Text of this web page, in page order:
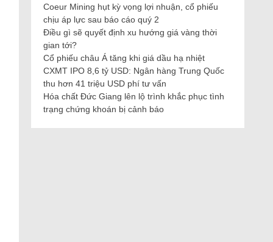
Coeur Mining hụt kỳ vọng lợi nhuận, cổ phiếu
chịu áp lực sau báo cáo quý 2
Điều gì sẽ quyết định xu hướng giá vàng thời
gian tới?
Cổ phiếu châu Á tăng khi giá dầu hạ nhiệt
CXMT IPO 8,6 tỷ USD: Ngân hàng Trung Quốc
thu hơn 41 triệu USD phí tư vấn
Hóa chất Đức Giang lên lộ trình khắc phục tình
trạng chứng khoán bị cảnh báo